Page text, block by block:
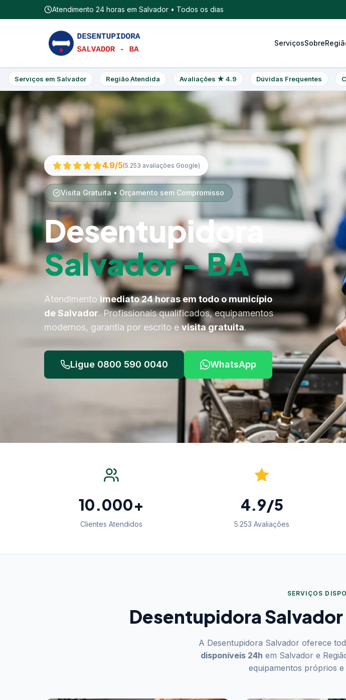
Atendimento 24 horas em Salvador • Todos os dias
ServiçosSobre
Serviços em Salvador Região Atendida Avaliações ★ 4.9 Dúvidas Frequentes
4.9/5(5.253 avaliações Google)
Visita Gratuita • Orçamento sem Compromisso
Desentupidora
Salvador - BA
Atendimento imediato 24 horas em todo o município
de Salvador. Profissionais qualificados, equipamentos
modernos, garantia por escrito evisita gratuita.
Ligue 0800 590 0040 WhatsApp
10.000+
Clientes Atendidos
4.9/5
5.253 Avaliações
SERVIÇOS
Desentupidora
A Desentupidora Salvador oferece
disponíveis 24h em Salvador e
equipamentos próprios